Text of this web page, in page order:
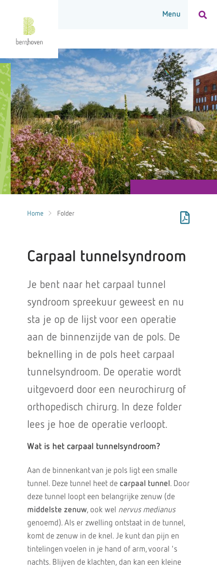
Home Folder
Carpaal tunnelsyndroom
Je bent naar het carpaal tunnel
syndroom spreekuur geweest en nu
sta je op de lijst voor een operatie
aan de binnenzijde van de pols. De
beknelling in de pols heet carpaal
tunnelsyndroom. De operatie wordt
uitgevoerd door een neurochirurg of
orthopedisch chirurg. In deze folder
lees je hoe de operatie verloopt.
Wat is het carpaal tunnelsyndroom?
Aan de binnenkant van je pols ligt een smalle
tunnel. Deze tunnel heet de carpaal tunnel . Door
deze tunnel loopt een belangrijke zenuw (de
middelste zenuw, ook wel nervus medianus
genoemd). Als er zwelling ontstaat in de tunnel,
komt de zenuw in de knel. Je kunt dan pijn en
tintelingen voelen in je hand of arm, vooral 's
nachts. Blijven de klachten, dan kan een kleine